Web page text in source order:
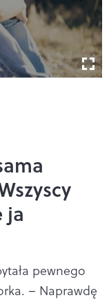
ja
pewnego
– Naprawdę